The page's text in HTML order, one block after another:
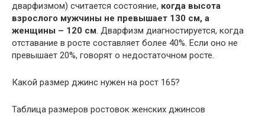
дварфизмом) считается состояние, когда высота
взрослого мужчины не превышает 130 см, а
женщины – 120 см. Дварфизм диагностируется, когда
отставание в росте составляет более 40%. Если оно не
превышает 20%, говорят о недостаточном росте.
Какой размер джинс нужен на рост 165?
Таблица размеров ростовок женских джинсов